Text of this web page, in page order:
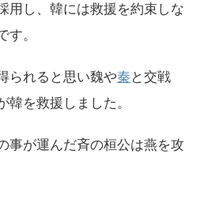
用し、韓には救援を約束しな
。
られると思い魏や秦 と交戦
韓を救援しました。
事が運んだ斉の桓公は燕を攻